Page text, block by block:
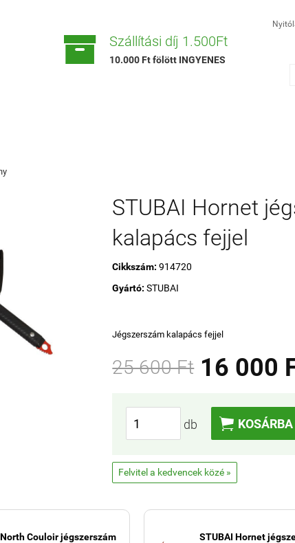
 Szállítási díj 1.500Ft
10.000 Ft fölött INGYENES
STUBAI Hornet
kalapács fejjel
Cikkszám: 914720
Gyártó:STUBAI
Jégszerszám kalapács fejjel
25 600 Ft 16 000
db 
Felvitel a kedvencek közé »
Couloir jégszerszám
STUBAI Hornet